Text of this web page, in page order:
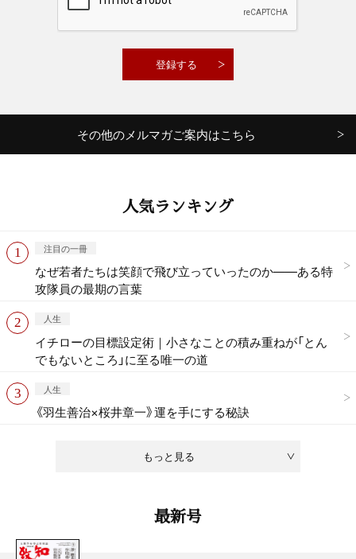
その他のメルマガご案内はこちら
人気ランキング
もっと見る
注目の一冊
なぜ若者たちは笑顔で飛び立っていったのか——ある特
攻隊員の最期の言葉
人生
イチローの目標設定術｜小さなことの積み重ねが「とん
でもないところ」に至る唯一の道
人生
《羽生善治×桜井章一》運を手にする秘訣
最新号